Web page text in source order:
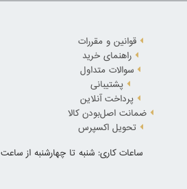
قوانین و مقررات
راهنمای خرید
سوالات متداول
پشتیبانی
پرداخت آنلاین
ضمانت اصل‌بودن کالا
تحویل اکسپرس
ساعات کاری: شنبه تا چهارشنبه از ساعت 8 صبح الی 17 عصر